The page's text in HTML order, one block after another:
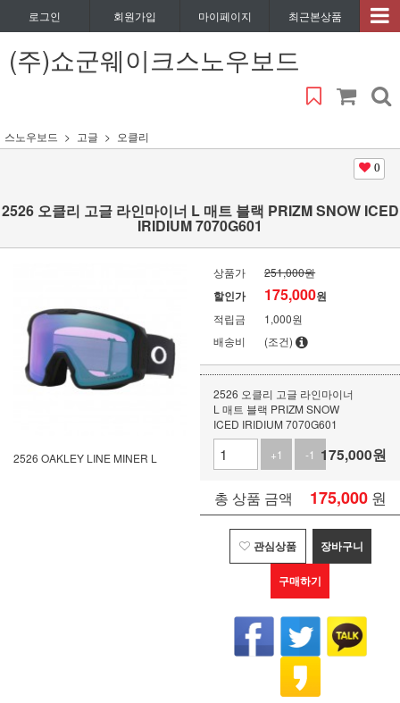
로그인 회원가입 마이페이지 최근본상품
(주)쇼군웨이크스노우보드
스노우보드 고글 오클리
0
2526 오클리 고글 라인마이너 L 매트 블랙 PRIZM SNOW ICED
IRIDIUM 7070G601
2526 OAKLEY LINE MINER L
상품가 251,000원
할인가 175,000원
적립금
1,000원
배송비
(조건)
2526 오클리 고글 라인마이너
L 매트 블랙 PRIZM SNOW
ICED IRIDIUM 7070G601
+1
-1 175,000원
총 상품 금액 175,000 원
관심상품 장바구니
구매하기